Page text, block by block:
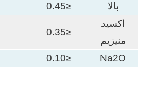
بالا
اکسید
منیزیم
Na2O